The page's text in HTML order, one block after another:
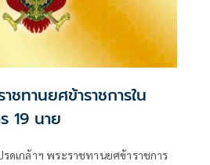
ชทานยศข้าราชการใน
19 นาย
ดเกล้าฯ พระราชทานยศข้าราชการ